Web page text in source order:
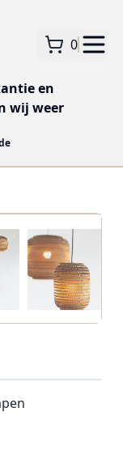
0
en
wij weer